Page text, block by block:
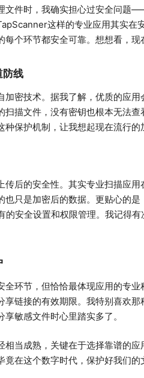
文件时，我确实担心过安全问题
这样的专业应用其实
个环节都安全可靠。想想看，
防线
加密技术。据我了解，优质的应
扫描文件，没有密钥也根本无法
保护机制，让我想起现在流行的
传后的安全性。其实专业扫描应
也只是加密后的数据。更贴心的
安全设置和权限管理。我记得
全环节，但恰恰最体现应用的专
享链接的有效期限。我特别喜欢
敏感文件时心里踏实多了。
相当成熟，关键在于选择靠谱的
在这个数字时代，保护好我们